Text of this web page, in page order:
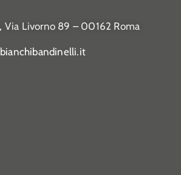
Via Livorno 89 – 00162 Roma